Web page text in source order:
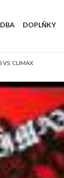
DOPLŇKY
VS. CLIMAX